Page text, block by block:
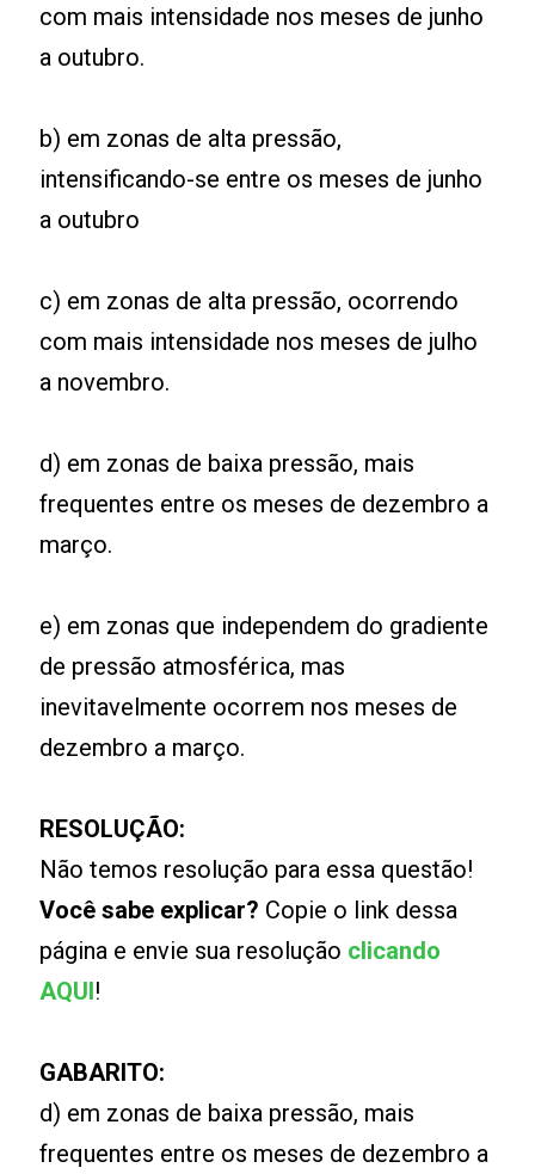
com mais intensidade nos meses de junho
a outubro.
b) em zonas de alta pressão,
intensificando-se entre os meses de junho
a outubro
c) em zonas de alta pressão, ocorrendo
com mais intensidade nos meses de julho
a novembro.
d) em zonas de baixa pressão, mais
frequentes entre os meses de dezembro a
março.
e) em zonas que independem do gradiente
de pressão atmosférica, mas
inevitavelmente ocorrem nos meses de
dezembro a março.
RESOLUÇÃO:
Não temos resolução para essa questão!
Você sabe explicar? Copie o link dessa
página e envie sua resolução clicando
AQUI!
GABARITO:
d) em zonas de baixa pressão, mais
frequentes entre os meses de dezembro a